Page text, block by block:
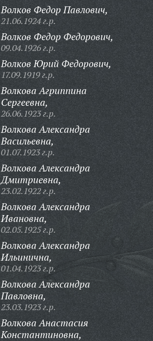
Волков Федор Павлович,
21.06.1924 г.р.
Волков Федор Федорович,
09.04.1926 г.р.
Волков Юрий Федорович,
17.09.1919 г.р.
Волкова Агриппина
Сергеевна,
26.06.1923 г.р.
Волкова Александра
Васильевна,
01.07.1923 г.р.
Волкова Александра
Дмитриевна,
23.02.1922 г.р.
Волкова Александра
Ивановна,
02.05.1925 г.р.
Волкова Александра
Ильинична,
01.04.1923 г.р.
Волкова Александра
Павловна,
23.03.1923 г.р.
Волкова Анастасия
Константиновна,